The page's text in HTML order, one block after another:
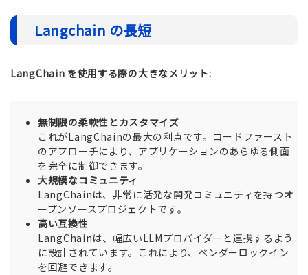
Langchain の長短
LangChain を使用する際の大きなメリット:
無制限の柔軟性とカスタマイズ
これがLangChainの最大の利点です。コードファースト
のアプローチにより、アプリケーションのあらゆる側面
を完全に制御できます。
大規模なコミュニティ
LangChainは、非常に活発な開発コミュニティを持つオ
ープンソースプロジェクトです。
高い互換性
LangChainは、幅広いLLMプロバイダーと連携するよう
に設計されています。これにより、ベンダーロックイン
を回避できます。